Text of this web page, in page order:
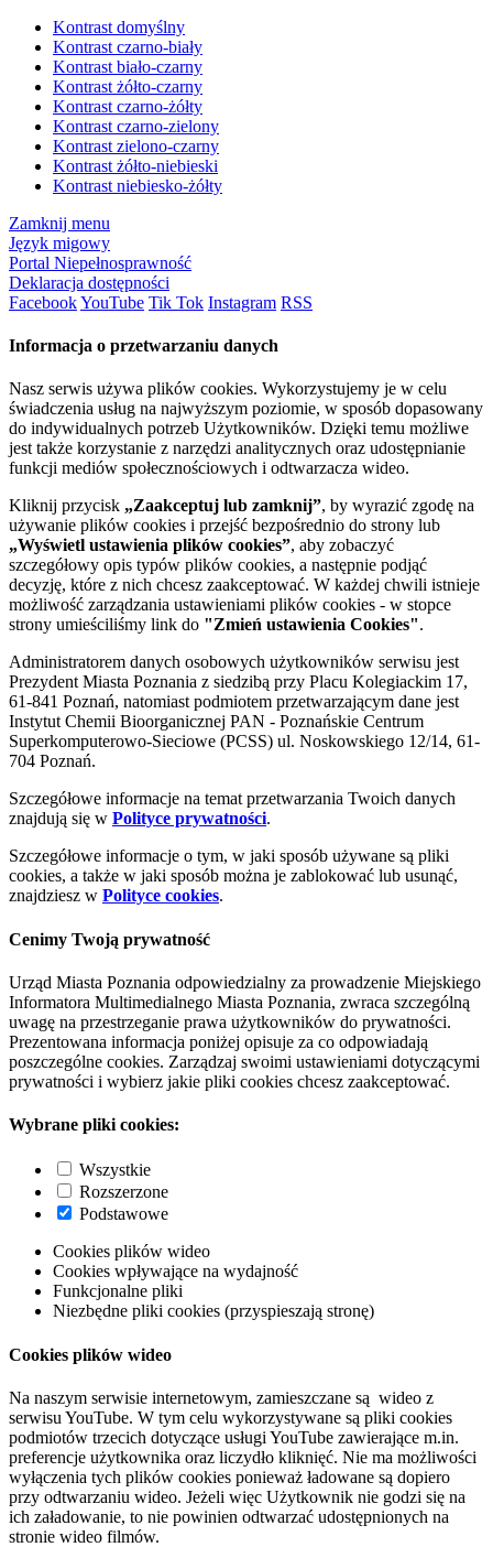
Kontrast domyślny
Kontrast czarno-biały
Kontrast biało-czarny
Kontrast żółto-czarny
Kontrast czarno-żółty
Kontrast czarno-zielony
Kontrast zielono-czarny
Kontrast żółto-niebieski
Kontrast niebiesko-żółty
Zamknij menu
Język migowy
Portal Niepełnosprawność
Deklaracja dostępności
FacebookYouTube Tik Tok Instagram RSS
Informacja o przetwarzaniu danych
Nasz serwis używa plików cookies. Wykorzystujemy je w celu
świadczenia usług na najwyższym poziomie, w sposób dopasowany
do indywidualnych potrzeb Użytkowników. Dzięki temu możliwe
jest także korzystanie z narzędzi analitycznych oraz udostępnianie
funkcji mediów społecznościowych i odtwarzacza wideo.
Kliknij przycisk „Zaakceptuj lub zamknij”, by wyrazić zgodę na
używanie plików cookies i przejść bezpośrednio do strony lub
„Wyświetl ustawienia plików cookies”, aby zobaczyć
szczegółowy opis typów plików cookies, a następnie podjąć
decyzję, które z nich chcesz zaakceptować. W każdej chwili istnieje
możliwość zarządzania ustawieniami plików cookies - w stopce
strony umieściliśmy link do "Zmień ustawienia Cookies".
Administratorem danych osobowych użytkowników serwisu jest
Prezydent Miasta Poznania z siedzibą przy Placu Kolegiackim 17,
61-841 Poznań, natomiast podmiotem przetwarzającym dane jest
Instytut Chemii Bioorganicznej PAN - Poznańskie Centrum
Superkomputerowo-Sieciowe (PCSS) ul. Noskowskiego 12/14, 61-
704 Poznań.
Szczegółowe informacje na temat przetwarzania Twoich danych
znajdują się w Polityce prywatności.
Szczegółowe informacje o tym, w jaki sposób używane są pliki
cookies, a także w jaki sposób można je zablokować lub usunąć,
znajdziesz w Polityce cookies.
Cenimy Twoją prywatność
Urząd Miasta Poznania odpowiedzialny za prowadzenie Miejskiego
Informatora Multimedialnego Miasta Poznania, zwraca szczególną
uwagę na przestrzeganie prawa użytkowników do prywatności.
Prezentowana informacja poniżej opisuje za co odpowiadają
poszczególne cookies. Zarządzaj swoimi ustawieniami dotyczącymi
prywatności i wybierz jakie pliki cookies chcesz zaakceptować.
Wybrane pliki cookies:
Wszystkie
Rozszerzone
Podstawowe
Cookies plików wideo
Cookies wpływające na wydajność
Funkcjonalne pliki
Niezbędne pliki cookies (przyspieszają stronę)
Cookies plików wideo
Na naszym serwisie internetowym, zamieszczane są wideo z
serwisu YouTube. W tym celu wykorzystywane są pliki cookies
podmiotów trzecich dotyczące usługi YouTube zawierające m.in.
preferencje użytkownika oraz liczydło kliknięć. Nie ma możliwości
wyłączenia tych plików cookies ponieważ ładowane są dopiero
przy odtwarzaniu wideo. Jeżeli więc Użytkownik nie godzi się na
ich załadowanie, to nie powinien odtwarzać udostępnionych na
stronie wideo filmów.